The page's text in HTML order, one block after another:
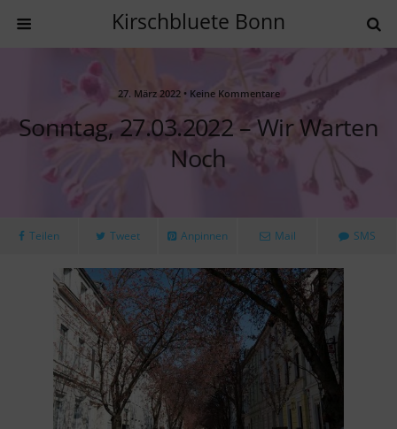
Kirschbluete Bonn
27. März 2022 • Keine Kommentare
Sonntag, 27.03.2022 – Wir Warten
Noch
Teilen Tweet Anpinnen Mail SMS